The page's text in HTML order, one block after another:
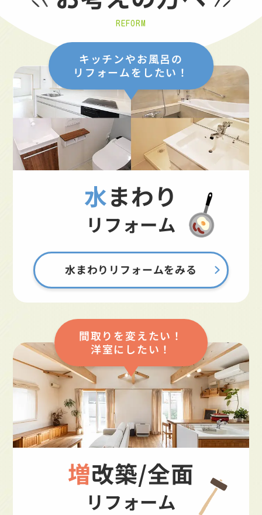
REFORM
キッチンやお風呂の
リフォームをしたい！
水まわり
リフォーム
水まわりリフォームをみる
間取りを変えたい！
洋室にしたい！
増改築/全面
リフォーム